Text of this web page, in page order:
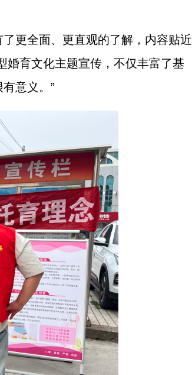
更全面、更直观的了解，内容贴近
婚育文化主题宣传，不仅丰富了基
意义。”